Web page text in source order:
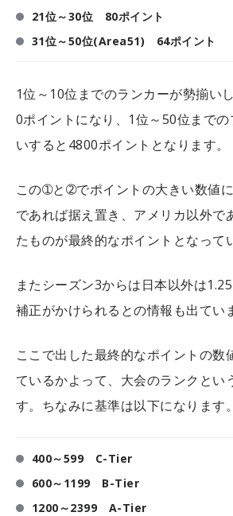
21位～30位 80ポイント
31位～50位(Area51) 64ポイント
1位～10位までのランカーが勢揃い
0ポイントになり、1位～50位まで
いすると4800ポイントとなります。
この➀と➁でポイントの大きい数値
であれば据え置き、アメリカ以外で
たものが最終的なポイントとなって
またシーズン3からは日本以外は
補正がかけられるとの情報も出てい
ここで出した最終的なポイントの数
ているかよって、大会のランクとい
す。ちなみに基準は以下になります。
400～599 C-Tier
600～1199 B-Tier
1200～2399 A-Tier